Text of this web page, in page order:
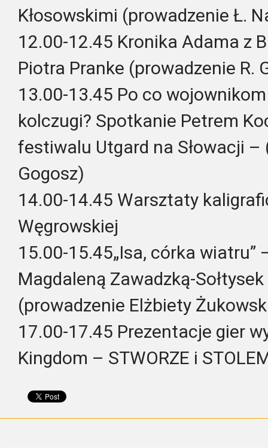
Kłosowskimi (prowadzenie Ł.
12.00-12.45 Kronika Adama z
Piotra Pranke (prowadzenie R.
13.00-13.45 Po co
kolczugi? Spotkanie Petrem
festiwalu Utgard na Słowacji –
Gogosz)
14.00-14.45 Warsztaty
Węgrowskiej
15.00-15.45„Isa, córka
Magdaleną Zawadzką-
(prowadzenie Elżbiety
17.00-17.45 Prezentacje gier
Kingdom – STWORZE i